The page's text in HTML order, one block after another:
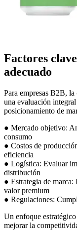
Factores
adecuado
Para empresas B2B, la
una evaluación
posicionamiento de
● Mercado objetivo:
consumo
● Costos de
eficiencia
● Logística: Evaluar
distribución
● Estrategia de
valor premium
● Regulaciones:
Un enfoque
mejorar la